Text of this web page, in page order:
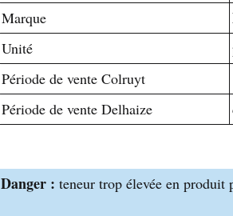
Marque
Unité
Période de vente Colruyt
Période de vente Delhaize
Danger : teneur trop élevée en produit